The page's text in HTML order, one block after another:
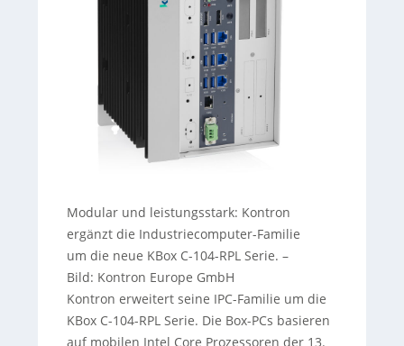
Modular und leistungsstark: Kontron
ergänzt die Industriecomputer-Familie
um die neue KBox C-104-RPL Serie. –
Bild: Kontron Europe GmbH
Kontron erweitert seine IPC-Familie um die
KBox C-104-RPL Serie. Die Box-PCs basieren
auf mobilen Intel Core Prozessoren der 13.